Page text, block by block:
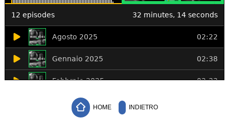
HOME INDIETRO